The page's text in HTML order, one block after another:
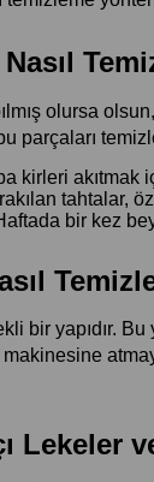
olursa
parçaları
kirleri akıtmak
tahtalar,
bir kez
bir yapıdır.
makinesine
Lekeler